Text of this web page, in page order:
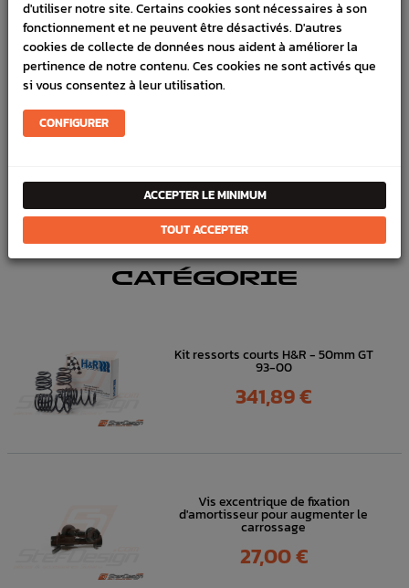
VÉHICULES COMPATIBLE
Marque :WHITELINE
FICHE TECHNIQUE
DANSLA MÊME
CATÉGORIE
Kit ressorts courts H&R - 50mm GT
93-00
Prix
341,89 €
Vis excentrique de fixation
d'amortisseur pour augmenter le
carrossage
Prix
27,00 €
d'utiliser notre site. Certains cookies sont nécessaires à son
fonctionnement et ne peuvent être désactivés. D'autres
cookies de collecte de données nous aident à améliorer la
pertinence de notre contenu. Ces cookies ne sont activés que
si vous consentez à leur utilisation.
CONFIGURER
ACCEPTER LE MINIMUM
TOUT ACCEPTER